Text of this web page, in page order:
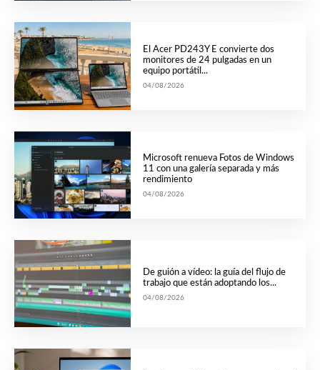
El Acer PD243Y E convierte dos
monitores de 24 pulgadas en un
equipo portátil...
04/08/2026
Microsoft renueva Fotos de Windows
11 con una galería separada y más
rendimiento
04/08/2026
De guión a vídeo: la guía del flujo de
trabajo que están adoptando los...
04/08/2026